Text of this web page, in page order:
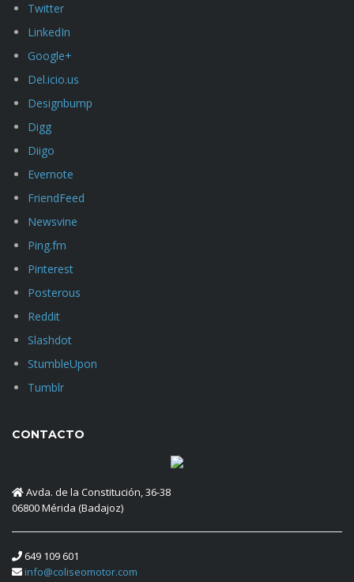
Twitter
LinkedIn
Google+
Del.icio.us
Designbump
Digg
Diigo
Evernote
FriendFeed
Newsvine
Ping.fm
Pinterest
Posterous
Reddit
Slashdot
StumbleUpon
Tumblr
CONTACTO
Avda. de la Constitución, 36-38
06800 Mérida (Badajoz)
649 109 601
info@coliseomotor.com